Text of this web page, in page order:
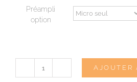
Préampli
option
quantité
AJOUTER